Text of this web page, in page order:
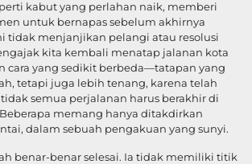
kabut yang perlahan naik, memberi
untuk bernapas sebelum akhirnya
tidak menjanjikan pelangi atau resolusi
kita kembali menatap jalanan kota
cara yang sedikit berbeda—tatapan yang
tetapi juga lebih tenang, karena telah
semua perjalanan harus berakhir di
memang hanya ditakdirkan
dalam sebuah pengakuan yang sunyi.
benar-benar selesai. Ia tidak memiliki titik